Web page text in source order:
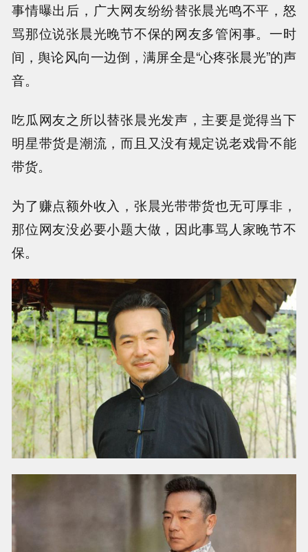
事情曝出后，广大网友纷纷替张晨光鸣不平，怒
骂那位说张晨光晚节不保的网友多管闲事。一时
间，舆论风向一边倒，满屏全是“心疼张晨光”的声
音。
吃瓜网友之所以替张晨光发声，主要是觉得当下
明星带货是潮流，而且又没有规定说老戏骨不能
带货。
为了赚点额外收入，张晨光带带货也无可厚非，
那位网友没必要小题大做，因此事骂人家晚节不
保。